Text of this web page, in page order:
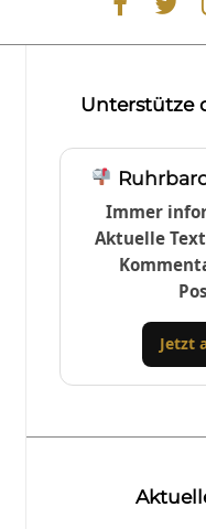
Unterstütze
Immer
Aktuelle
Jetzt